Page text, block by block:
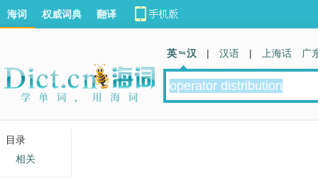
海词 权威词典 翻译
英 汉 | 汉语 | 上海话 广
目录
相关